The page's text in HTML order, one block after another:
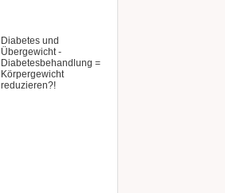
Diabetes und
Übergewicht -
Diabetesbehandlung =
Körpergewicht
reduzieren?!